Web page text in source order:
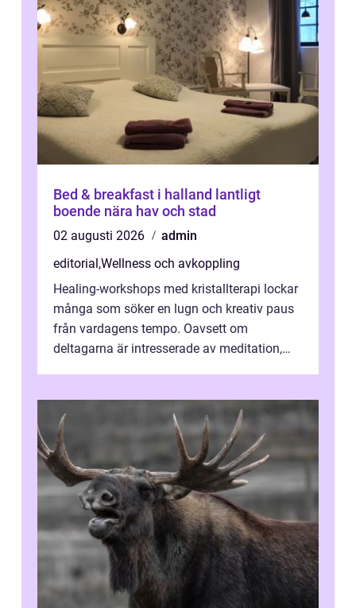
Bed & breakfast i halland lantligt
boende nära hav och stad
02 augusti 2026
admin
editorial,Wellness och avkoppling
Healing-workshops med kristallterapi lockar
många som söker en lugn och kreativ paus
från vardagens tempo. Oavsett om
deltagarna är intresserade av meditation,